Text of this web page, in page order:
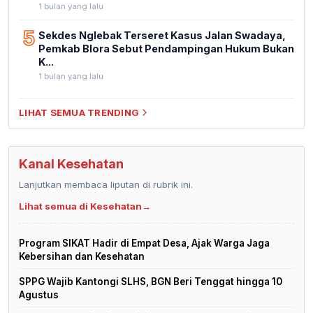
1 bulan yang lalu
5 Sekdes Nglebak Terseret Kasus Jalan Swadaya,
Pemkab Blora Sebut Pendampingan Hukum Bukan
K...
1 bulan yang lalu
LIHAT SEMUA TRENDING
Kanal Kesehatan
Lanjutkan membaca liputan di rubrik ini.
Lihat semua di Kesehatan→
Program SIKAT Hadir di Empat Desa, Ajak Warga Jaga
Kebersihan dan Kesehatan
SPPG Wajib Kantongi SLHS, BGN Beri Tenggat hingga 10
Agustus